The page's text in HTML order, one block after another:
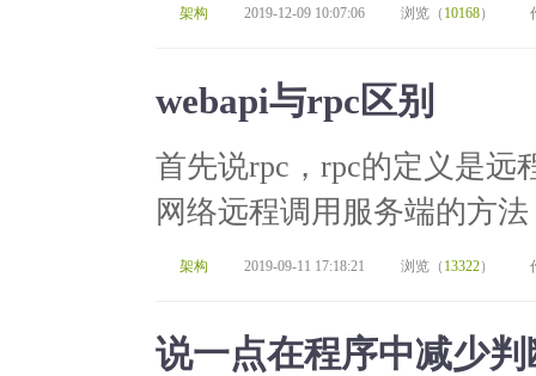
架构 2019-12-09 10:07:06 浏览（ 10168）
webapi与rpc区别
首先说rpc，rpc的定义是远
网络远程调用服务端的方
架构 2019-09-11 17:18:21 浏览（ 13322）
说一点在程序中减少